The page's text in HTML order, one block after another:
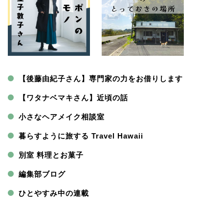
【後藤由紀子さん】専門家の力をお借りします
【ワタナベマキさん】近頃の話
小さなヘアメイク相談室
暮らすように旅する Travel Hawaii
別室 料理とお菓子
編集部ブログ
ひとやすみ中の連載